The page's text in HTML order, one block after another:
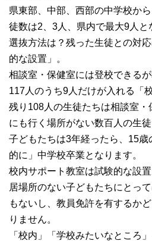
県東部、中部、西部の中学校か
徒数は2、3人、県内で最大9人
選抜方法は？残った生徒との対
的な設置」。
相談室・保健室には登校できる
117人のうち9人だけが入れる「
残り108人の生徒たちは相談室・
にも行く場所がない数百人の生
子どもたちは3年経ったら、15歳
的に」中学校卒業となります。
校内サポート教室は試験的な設置
居場所のない子どもたちにとっ
もないし、教員免許を有するか
りません。
「校内」「学校みたいなところ